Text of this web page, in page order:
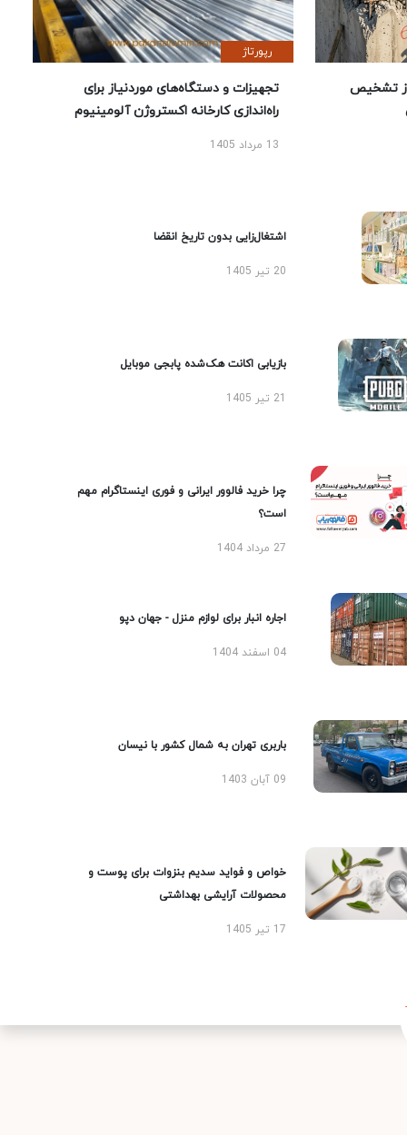
تشخیص
رپورتاژ
تجهیزات و دستگاه‌های موردنیاز برای
راه‌اندازی کارخانه اکستروژن آلومینیوم
13 مرداد 1405
اشتغال‌زایی بدون تاریخ انقضا
20 تیر 1405
بازیابی اکانت هک‌شده پابجی موبایل
چرا خرید فالوور ایرانی و فوری اینستاگرام مهم
است؟
27 مرداد 1404
اجاره انبار برای لوازم منزل - جهان دپو
04 اسفند 1404
باربری تهران به شمال کشور با نیسان
09 آبان 1403
خواص و فواید سدیم بنزوات برای پوست و
محصولات آرایشی بهداشتی
17 تیر 1405